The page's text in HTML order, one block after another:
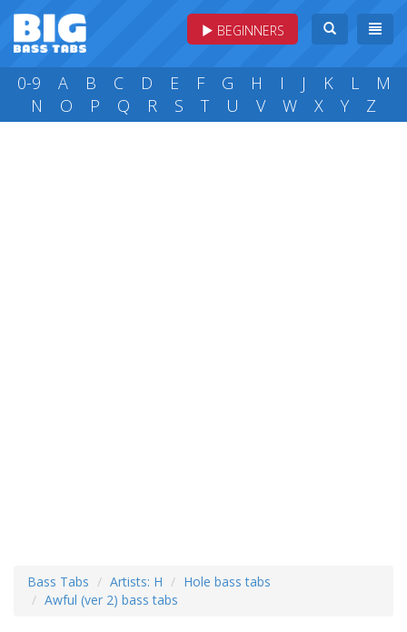
BEGINNERS
0-9 A B C D E F G H I J K L
M
N
O P Q R S T U V W X Y Z
Bass Tabs Artists: H
Hole bass tabs
Awful (ver 2) bass tabs